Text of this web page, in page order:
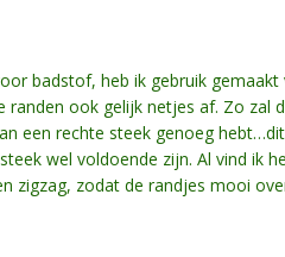
badstof, heb ik gebruik
randen ook gelijk netjes af. Zo zal
een rechte steek genoeg
wel voldoende zijn. Al vind ik
zigzag, zodat de randjes mooi